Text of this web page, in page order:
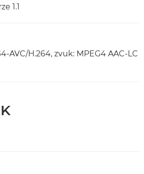
1.1
AVC/H.264, zvuk: MPEG4 AAC-LC